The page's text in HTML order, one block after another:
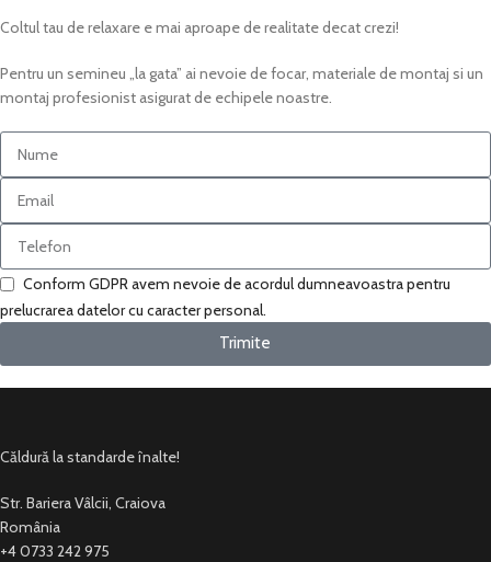
Coltul tau de relaxare e mai aproape de realitate decat crezi!
Pentru un semineu „la gata” ai nevoie de focar, materiale de montaj si un
montaj profesionist asigurat de echipele noastre.
Conform GDPR avem nevoie de acordul dumneavoastra pentru
prelucrarea datelor cu caracter personal.
Trimite
Căldură la standarde înalte!
Str. Bariera Vâlcii, Craiova
România
+4 0733 242 975